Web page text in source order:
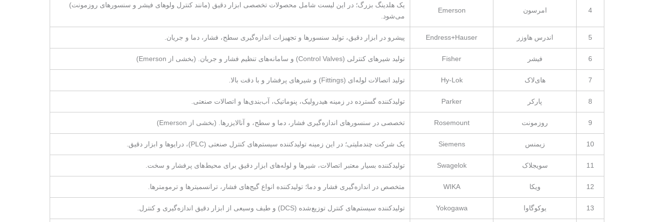
4 امرسون Emerson
یک هلدینگ بزرگ؛ در این لیست شامل محصولات تخصصی ابزار دقیق (مانند کنترل ولوهای فیشر و سنسورهای روزمونت)
می‌شود.
5 اندرس هاوزر Endress+Hauser پیشرو در ابزار دقیق، تولید سنسورها و تجهیزات اندازه‌گیری سطح، فشار، دما و جریان.
6 فیشر Fisher تولید شیرهای کنترلی (Control Valves) و سامانه‌های تنظیم فشار و جریان. (بخشی از Emerson)
7 های‌لاک Hy-Lok تولید اتصالات لوله‌ای (Fittings) و شیرهای پرفشار و با دقت بالا.
8 پارکر Parker تولیدکننده گسترده در زمینه هیدرولیک، پنوماتیک، آب‌بندی‌ها و اتصالات صنعتی.
9 روزمونت Rosemount تخصصی در سنسورهای اندازه‌گیری فشار، دما و سطح، و آنالایزرها. (بخشی از Emerson)
10 زیمنس Siemens یک شرکت چندملیتی؛ در این زمینه تولیدکننده سیستم‌های کنترل صنعتی (PLC)، درایوها و ابزار دقیق.
11 سویجلاک Swagelok تولیدکننده بسیار معتبر اتصالات، شیرها و لوله‌های ابزار دقیق برای محیط‌های پرفشار و سخت.
12 ویکا WIKA متخصص در اندازه‌گیری فشار و دما؛ تولیدکننده انواع گیج‌های فشار، ترانسمیترها و ترمومترها.
13 یوکوگاوا Yokogawa تولیدکننده سیستم‌های کنترل توزیع‌شده (DCS) و طیف وسیعی از ابزار دقیق اندازه‌گیری و کنترل.